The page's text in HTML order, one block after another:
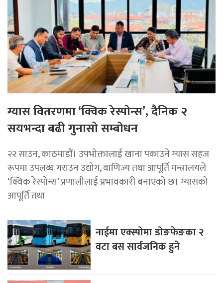
ग्यास वितरणमा ‘क्विक रेस्पोन्स’, दैनिक २
सयभन्दा बढी गुनासो सम्बोधन
२२ साउन, काठमाडाैं। उपभोक्तालाई खाना पकाउने ग्यास सहज
रूपमा उपलब्ध गराउन उद्योग, वाणिज्य तथा आपूर्ति मन्त्रालयले
‘क्विक रेस्पोन्स’ प्रणालीलाई प्रभावकारी बनाएको छ। ग्यासको
आपूर्ति तथा
नाईमा एक्स्पोमा डोङफेङका २
वटा बस सार्वजनिक हुने